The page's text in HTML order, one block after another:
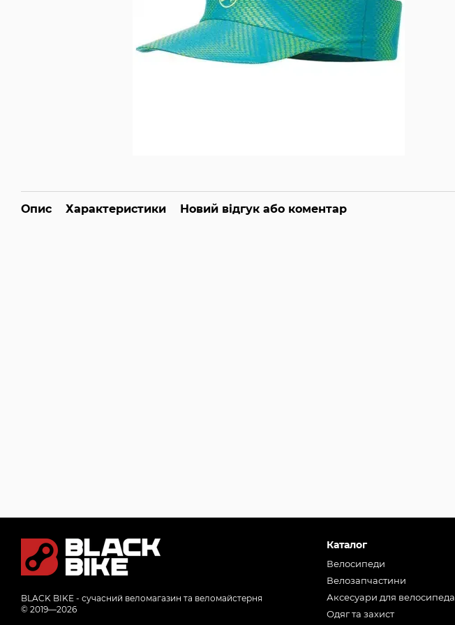
Опис Характеристики Новий відгук або коментар
BLACK BIKE - сучасний веломагазин та веломайстерня
© 2019—2026
Каталог
Велосипеди
Велозапчастини
Аксесуари для велосипеда
Одяг та захист